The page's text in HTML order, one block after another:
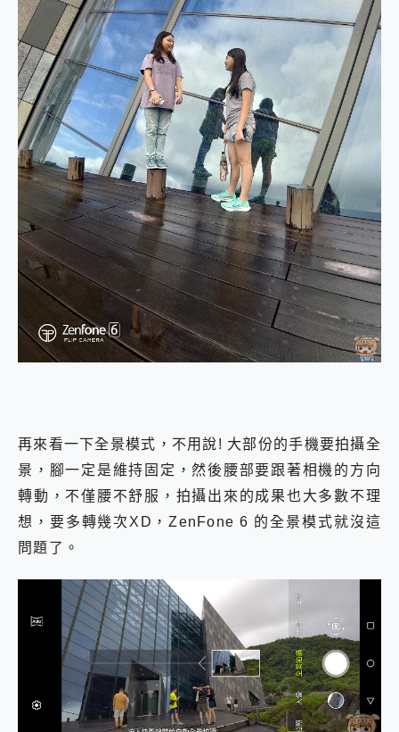
再來看一下全景模式，不用說! 大部份的手機要拍攝全
景，腳一定是維持固定，然後腰部要跟著相機的方向
轉動，不僅腰不舒服，拍攝出來的成果也大多數不理
想，要多轉幾次XD，ZenFone 6 的全景模式就沒這
問題了。